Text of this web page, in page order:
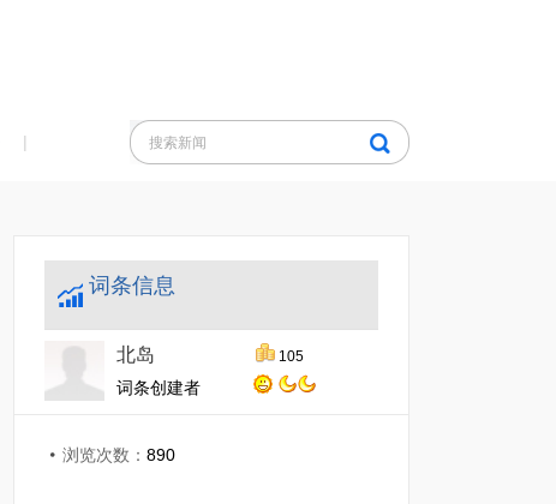
|
词条信息
北岛 105
词条创建者
浏览次数： 890